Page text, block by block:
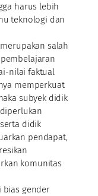
harus lebih
teknologi dan
salah
nilai faktual
memperkuat
subyek didik
didik
pendapat,
komunitas
bias gender